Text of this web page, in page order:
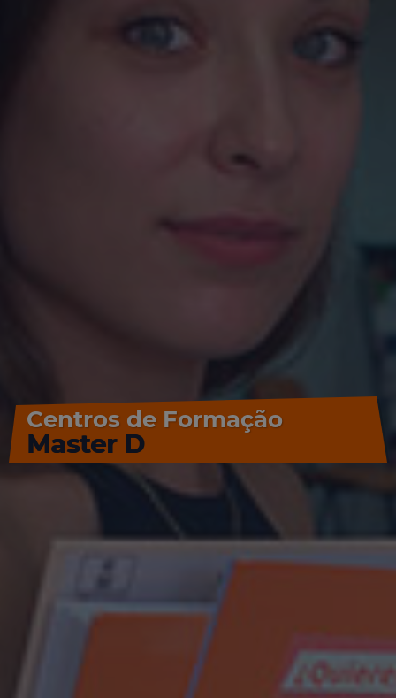
Centros de Formação
Master D